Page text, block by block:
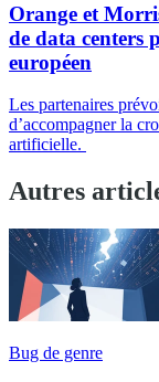
Orange et
de data centers
européen
Les partenaires
d’accompagner la
artificielle.
Autres
Bug de genre